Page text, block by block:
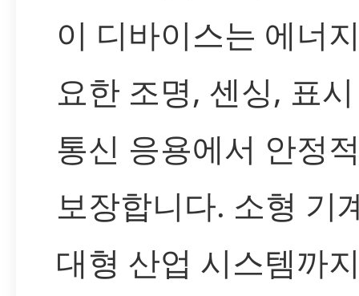
이 디바이스는 에너
요한 조명, 센싱, 표
통신 응용에서 안정
보장합니다. 소형 기
대형 산업 시스템까